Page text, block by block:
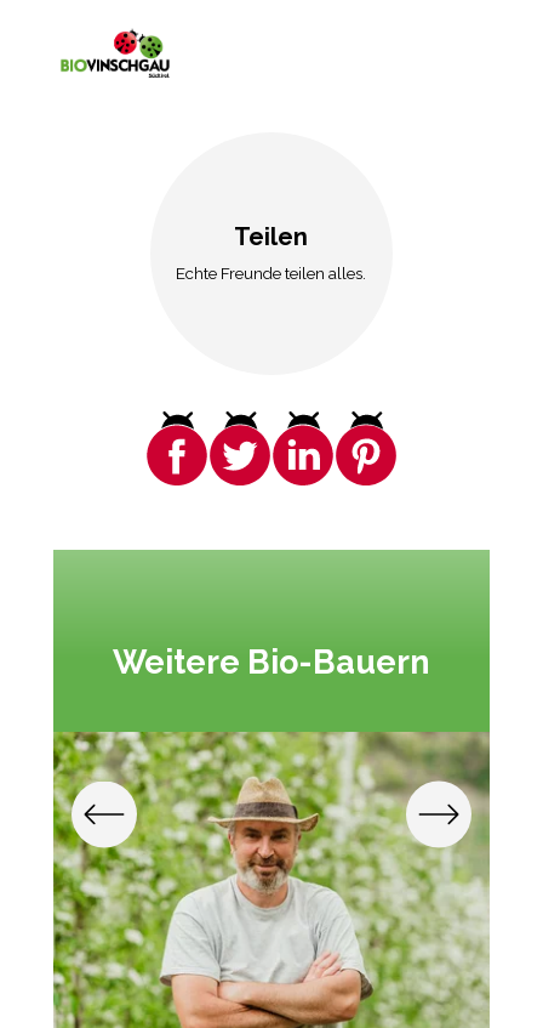
Teilen
Echte Freunde teilen alles.
Weitere Bio-Bauern